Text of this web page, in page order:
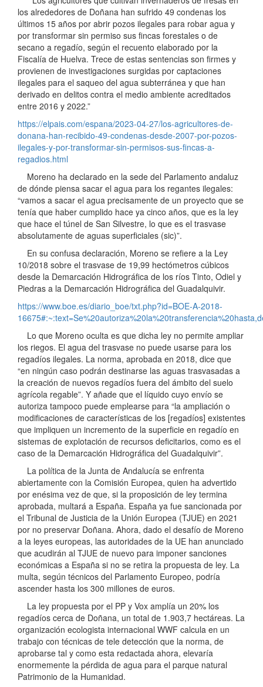
los alrededores de Doñana han sufrido 49 condenas los
últimos 15 años por abrir pozos ilegales para robar agua y
por transformar sin permiso sus fincas forestales o de
secano a regadío, según el recuento elaborado por la
Fiscalía de Huelva. Trece de estas sentencias son firmes y
provienen de investigaciones surgidas por captaciones
ilegales para el saqueo del agua subterránea y que han
derivado en delitos contra el medio ambiente acreditados
entre 2016 y 2022.”
https://elpais.com/espana/2023-04-27/los-agricultores-de-
donana-han-recibido-49-condenas-desde-2007-por-pozos-
ilegales-y-por-transformar-sin-permisos-sus-fincas-a-
regadios.html
Moreno ha declarado en la sede del Parlamento andaluz
de dónde piensa sacar el agua para los regantes ilegales:
“vamos a sacar el agua precisamente de un proyecto que se
tenía que haber cumplido hace ya cinco años, que es la ley
que hace el túnel de San Silvestre, lo que es el trasvase
absolutamente de aguas superficiales (sic)”.
En su confusa declaración, Moreno se refiere a la Ley
10/2018 sobre el trasvase de 19,99 hectómetros cúbicos
desde la Demarcación Hidrográfica de los ríos Tinto, Odiel y
Piedras a la Demarcación Hidrográfica del Guadalquivir.
https://www.boe.es/diario_boe/txt.php?id=BOE-A-2018-
Lo que Moreno oculta es que dicha ley no permite ampliar
los riegos. El agua del trasvase no puede usarse para los
regadíos ilegales. La norma, aprobada en 2018, dice que
“en ningún caso podrán destinarse las aguas trasvasadas a
la creación de nuevos regadíos fuera del ámbito del suelo
agrícola regable”. Y añade que el líquido cuyo envío se
autoriza tampoco puede emplearse para “la ampliación o
modificaciones de características de los [regadíos] existentes
que impliquen un incremento de la superficie en regadío en
sistemas de explotación de recursos deficitarios, como es el
caso de la Demarcación Hidrográfica del Guadalquivir”.
La política de la Junta de Andalucía se enfrenta
abiertamente con la Comisión Europea, quien ha advertido
por enésima vez de que, si la proposición de ley termina
aprobada, multará a España. España ya fue sancionada por
el Tribunal de Justicia de la Unión Europea (TJUE) en 2021
por no preservar Doñana. Ahora, dado el desafío de Moreno
a la leyes europeas, las autoridades de la UE han anunciado
que acudirán al TJUE de nuevo para imponer sanciones
económicas a España si no se retira la propuesta de ley. La
multa, según técnicos del Parlamento Europeo, podría
ascender hasta los 300 millones de euros.
La ley propuesta por el PP y Vox amplía un 20% los
regadíos cerca de Doñana, un total de 1.903,7 hectáreas. La
organización ecologista internacional WWF calcula en un
trabajo con técnicas de tele detección que la norma, de
aprobarse tal y como esta redactada ahora, elevaría
enormemente la pérdida de agua para el parque natural
Patrimonio de la Humanidad.